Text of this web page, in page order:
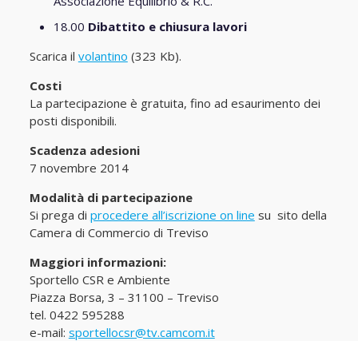
18.00 Dibattito e chiusura lavori
Scarica il volantino (323 Kb).
Costi
La partecipazione è gratuita, fino ad esaurimento dei
posti disponibili.
Scadenza adesioni
7 novembre 2014
Modalità di partecipazione
Si prega di procedere all’iscrizione on line su sito della
Camera di Commercio di Treviso
Maggiori informazioni:
Sportello CSR e Ambiente
Piazza Borsa, 3 – 31100 – Treviso
tel. 0422 595288
e-mail: sportellocsr@tv.camcom.it